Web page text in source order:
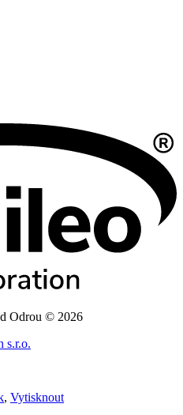
Odrou © 2026
s.r.o.
, Vytisknout